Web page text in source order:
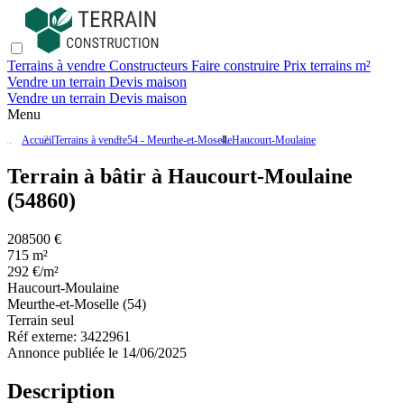
Terrains à vendre Constructeurs Faire construire Prix terrains m²
Vendre un terrain Devis maison
Vendre un terrain Devis maison
Menu
AccueilTerrains à vendre54 - Meurthe-et-MoselleHaucourt-Moulaine
Terrain à bâtir à Haucourt-Moulaine
(54860)
208500 €
715 m²
292 €/m²
Haucourt-Moulaine
Meurthe-et-Moselle (54)
Terrain seul
Réf externe: 3422961
Annonce publiée le 14/06/2025
Description